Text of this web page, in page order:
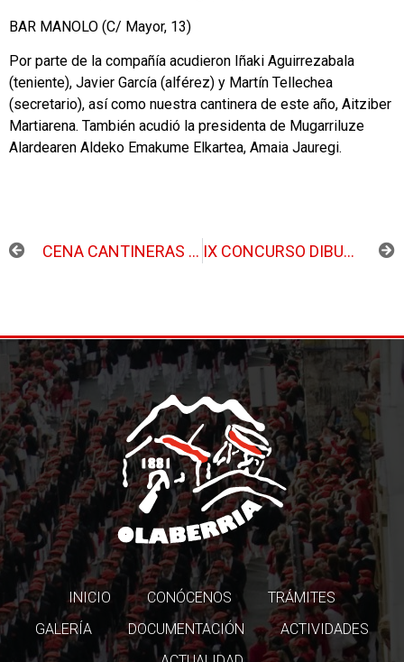
BAR MANOLO (C/ Mayor, 13)
Por parte de la compañía acudieron Iñaki Aguirrezabala
(teniente), Javier García (alférez) y Martín Tellechea
(secretario), así como nuestra cantinera de este año, Aitziber
Martiarena. También acudió la presidenta de Mugarriluze
Alardearen Aldeko Emakume Elkartea, Amaia Jauregi.
CENA CANTINERAS 2016 IX CONCURSO DIBUJO Y PINTURA
INICIO CONÓCENOS
TRÁMITES
GALERÍA
DOCUMENTACIÓN
ACTIVIDADES